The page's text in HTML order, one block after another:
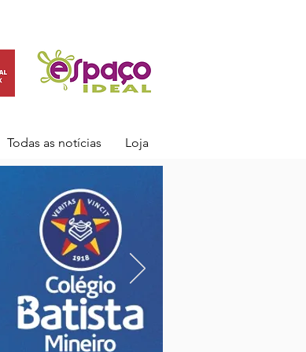
Todas as notícias Loja